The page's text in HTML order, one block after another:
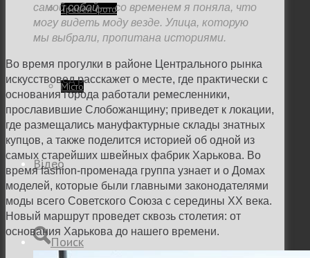
Тревел фото
Місто
Відео
Поиск
самой собой—со временем я поняла, что
могу видеть моду везде. Улица, которую
мы выбрали, пропитана историями.
Во время прогулки в районе Центрального рынка
искусствовед расскажет о месте, где практически с
основания города работали ремесленники,
прославившие Слобожанщину; приведет к локации,
где размещались мануфактурные склады знатных
купцов, а также поделится историей об одной из
самых старейших швейных фабрик Харькова. Во
время fashion-променада группа узнает и о Домах
моделей, которые были главными законодателями
моды всего Советского Союза с середины ХХ века.
Новый маршрут проведет сквозь столетия: от
основания Харькова до нашего времени.